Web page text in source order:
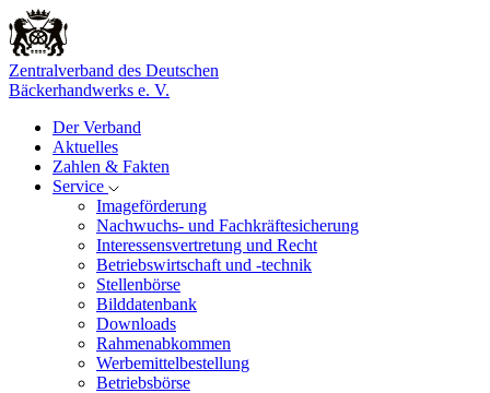
Zentralverband des Deutschen
Bäckerhandwerks e. V.
Der Verband
Aktuelles
Zahlen & Fakten
Service
Imageförderung
Nachwuchs- und Fachkräftesicherung
Interessensvertretung und Recht
Betriebswirtschaft und -technik
Stellenbörse
Bilddatenbank
Downloads
Rahmenabkommen
Werbemittelbestellung
Betriebsbörse